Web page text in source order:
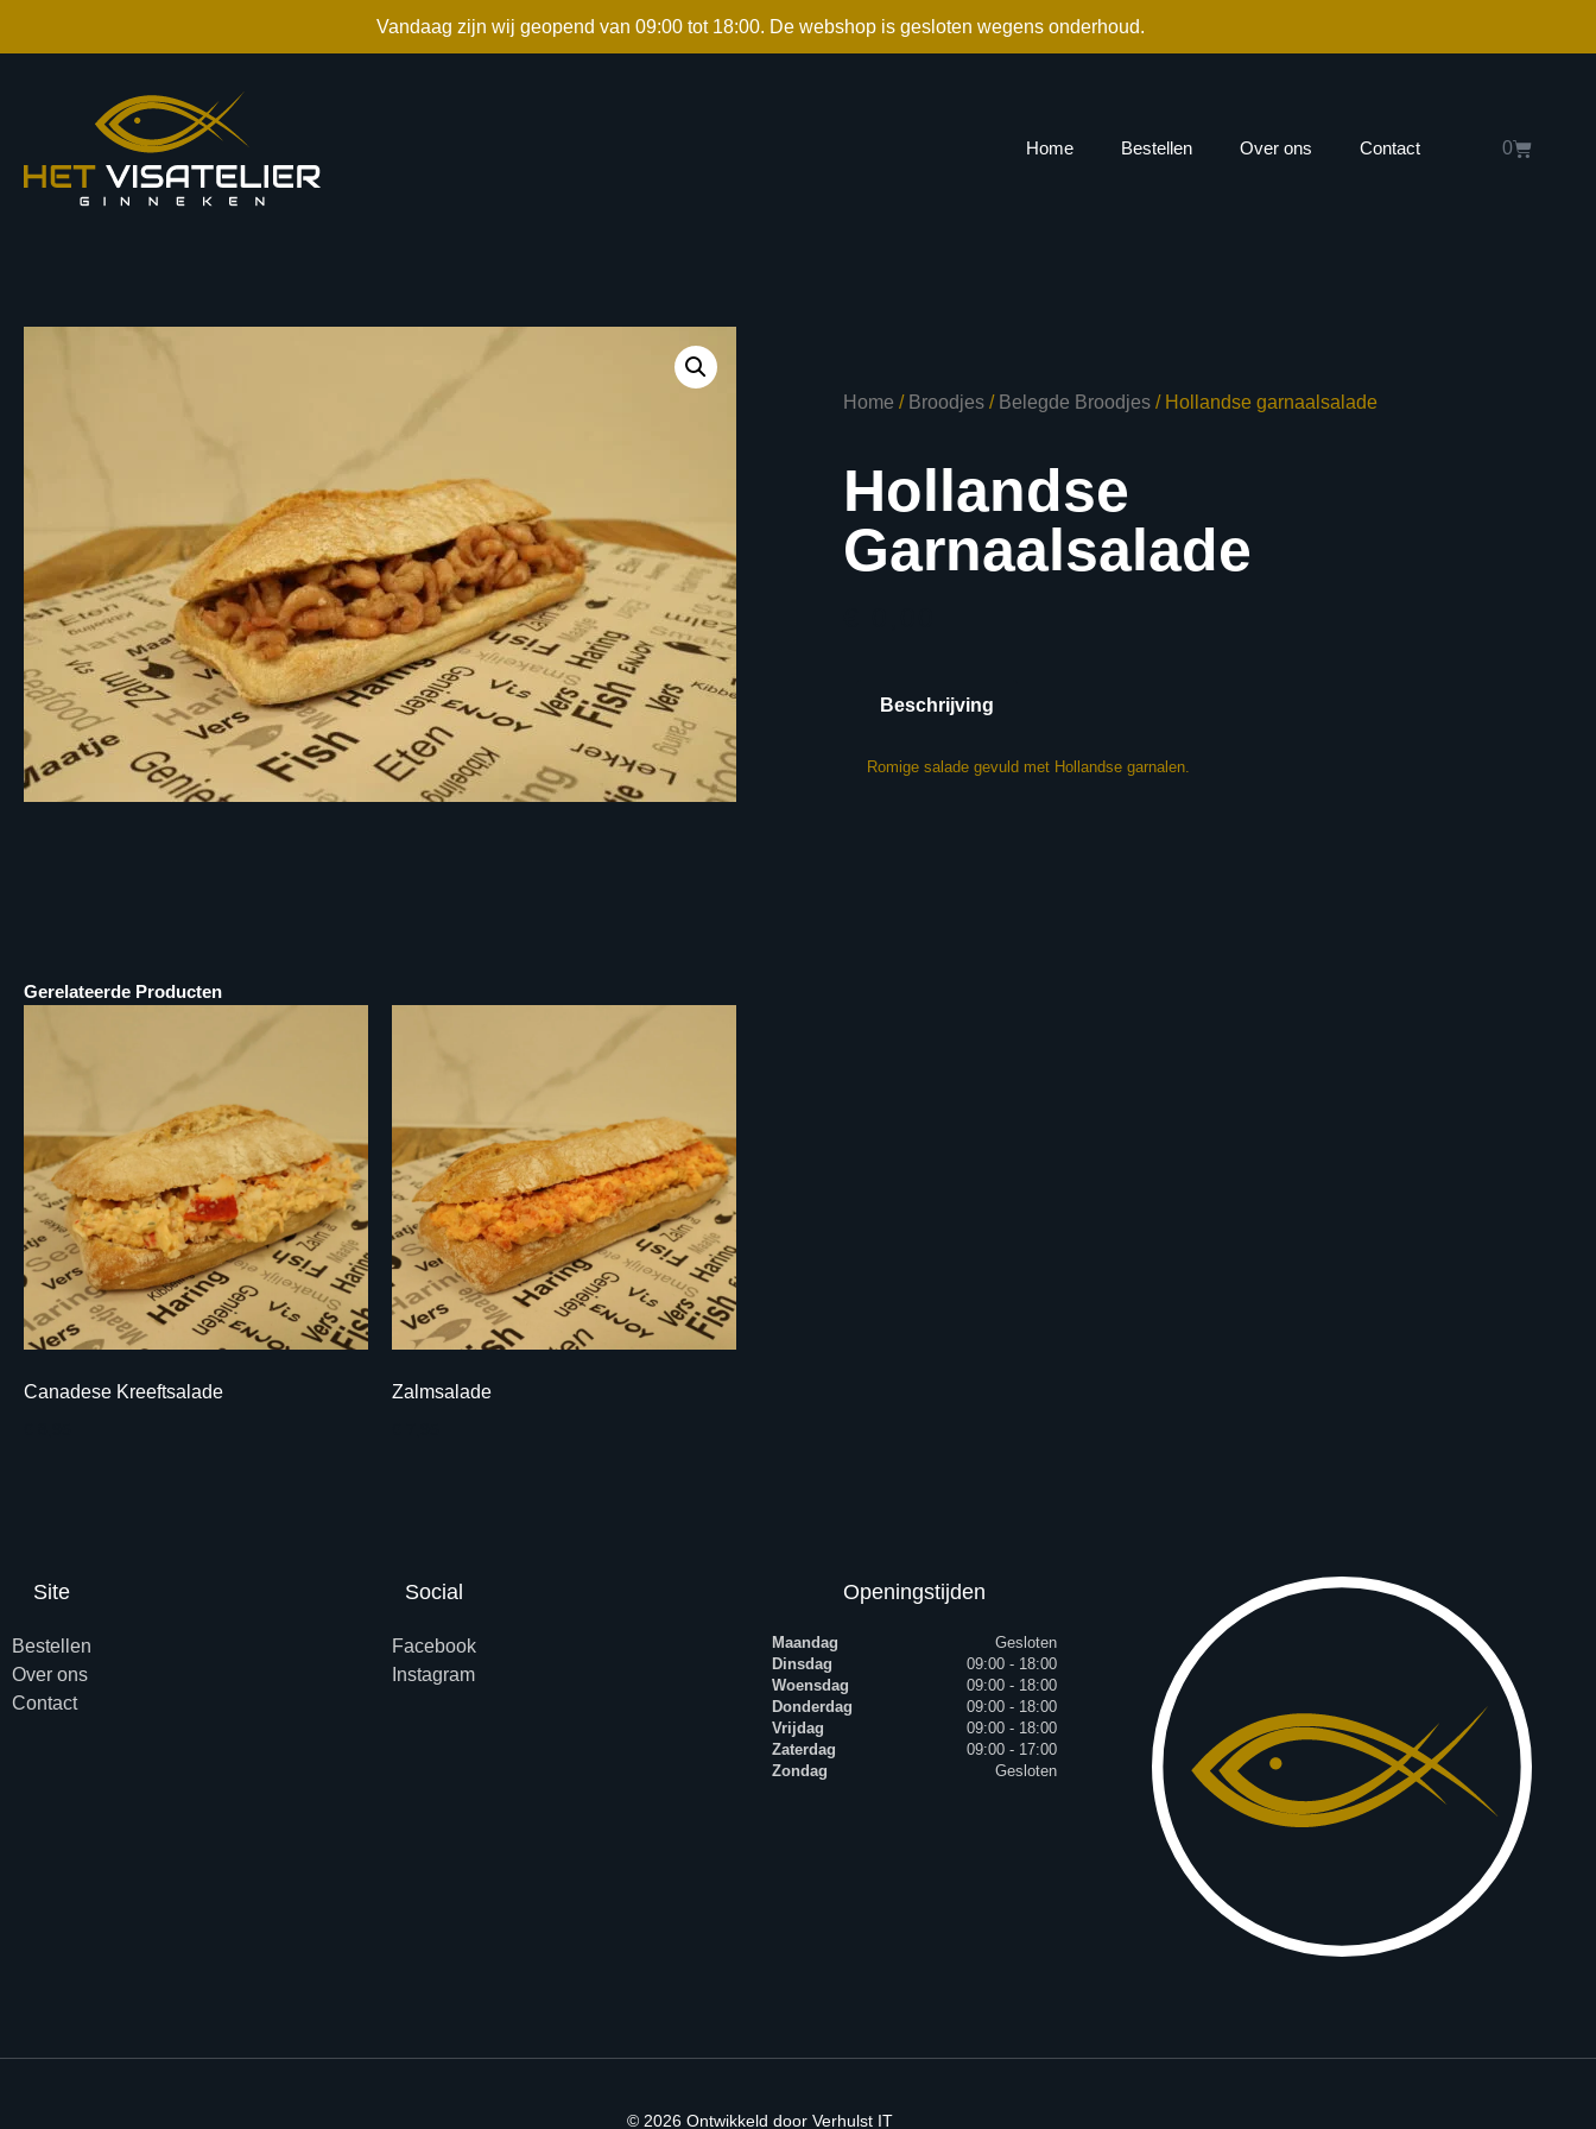
Vandaag zijn wij geopend van 09:00 tot 18:00. De webshop is gesloten wegens onderhoud.
Home Bestellen Over ons Contact 0
Home / Broodjes / Belegde Broodjes / Hollandse garnaalsalade
Hollandse
Garnaalsalade
Beschrijving
Romige salade gevuld met Hollandse garnalen.
Gerelateerde Producten
Canadese Kreeftsalade Zalmsalade
Site
Bestellen
Over ons
Contact
Social
Facebook
Instagram
Openingstijden
Maandag
Gesloten
Dinsdag
09:00 - 18:00
Woensdag
09:00 - 18:00
Donderdag
09:00 - 18:00
Vrijdag
09:00 - 18:00
Zaterdag
09:00 - 17:00
Zondag
Gesloten
© 2026 Ontwikkeld door Verhulst IT